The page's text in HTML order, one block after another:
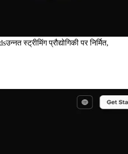
प्रौद्योगिकी पर निर्मित,